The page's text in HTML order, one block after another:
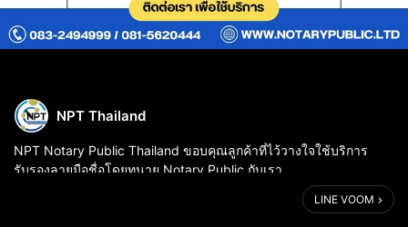
NPT Thailand
NPT Notary Public Thailand ขอบคุณลูกค้าที่ไว้วางใจใช้บริการ
รับรองลายมือชื่อโดยทนาย Notary Public กับเรา
✍️ บริการรับรองลายมือชื่อ (Signature Attestation) มั่นใจ ถูกต้อง
LINE VOOM